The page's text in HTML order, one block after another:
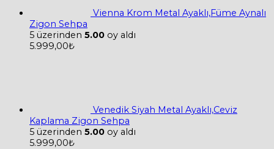
Vienna Krom Metal Ayaklı,Füme Aynalı
Zigon Sehpa
5 üzerinden 5.00 oy aldı
5.999,00₺
Venedik Siyah Metal Ayaklı,Ceviz
Kaplama Zigon Sehpa
5 üzerinden 5.00 oy aldı
5.999,00₺